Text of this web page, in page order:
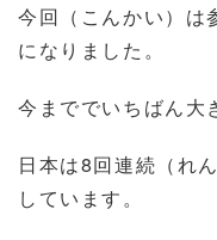
今回（こんかい）は
になりました。
今まででいちばん大
日本は8回連続（れ
しています。